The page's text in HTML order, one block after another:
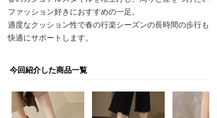
ファッション好きにおすすめの一足。
適度なクッション性で春の行楽シーズンの長時間の歩行も
快適にサポートします。
今回紹介した商品一覧